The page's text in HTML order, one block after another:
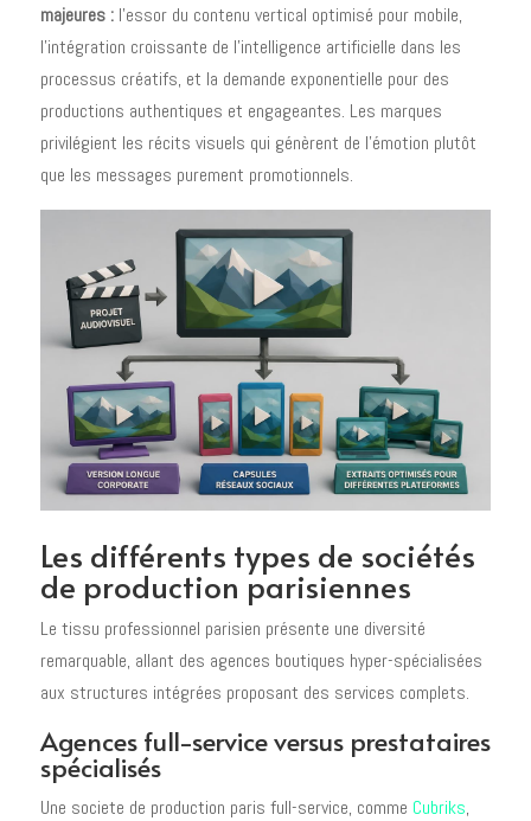
majeures :l'essor du contenu vertical optimisé pour mobile,
l'intégration croissante de l'intelligence artificielle dans les
processus créatifs, et la demande exponentielle pour des
productions authentiques et engageantes. Les marques
privilégient les récits visuels qui génèrent de l'émotion plutôt
que les messages purement promotionnels.
Les différents types de sociétés
de production parisiennes
Le tissu professionnel parisien présente une diversité
remarquable, allant des agences boutiques hyper-spécialisées
aux structures intégrées proposant des services complets.
Agences full-service versus prestataires
spécialisés
Une societe de production paris full-service, comme Cubriks,